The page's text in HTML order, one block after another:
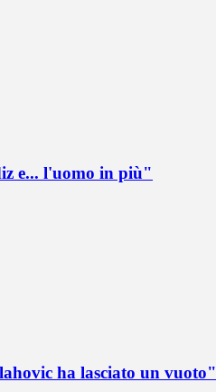
e... l'uomo in più"
ha lasciato un vuoto"